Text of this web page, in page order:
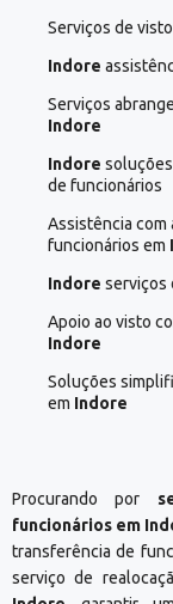
Serviços de
Indore
Serviços
Indore
Indore
de funcionários
Assistência
funcionários em
Indore serviços
Apoio ao visto
Indore
Soluções
em Indore
Procurando por
funcionários em
transferência de
serviço de